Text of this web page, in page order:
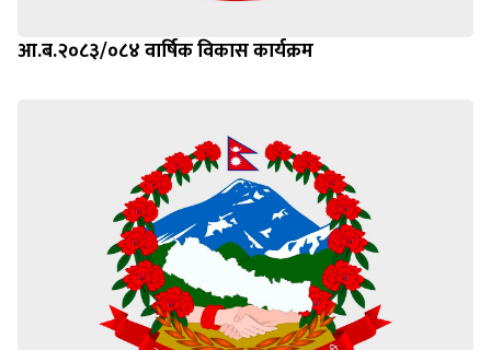
आ.ब.२०८३/०८४ वार्षिक विकास कार्यक्रम